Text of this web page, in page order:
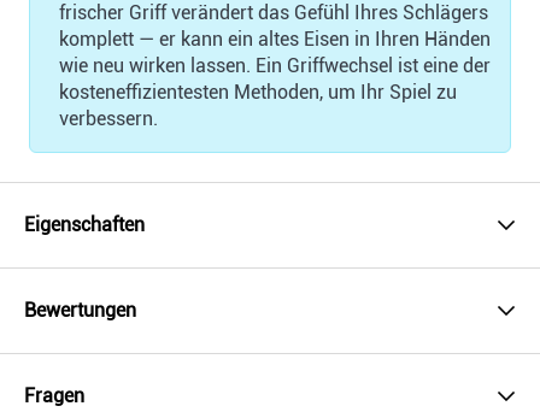
frischer Griff verändert das Gefühl Ihres Schlägers
komplett — er kann ein altes Eisen in Ihren Händen
wie neu wirken lassen. Ein Griffwechsel ist eine der
kosteneffizientesten Methoden, um Ihr Spiel zu
verbessern.
Eigenschaften
Bewertungen
Fragen